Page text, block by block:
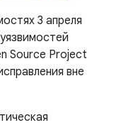
3 апреля
Source Project
вне